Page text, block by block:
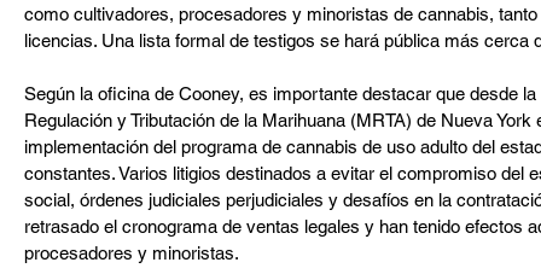
como cultivadores, procesadores y minoristas de cannabis,
licencias. Una lista formal de testigos se hará pública más cerca
Según la oficina de Cooney, es importante destacar que desde
Regulación y Tributación de la Marihuana (MRTA) de Nueva
implementación del programa de cannabis de uso adulto del
constantes. Varios litigios destinados a evitar el compromiso del
social, órdenes judiciales perjudiciales y desafíos en la
retrasado el cronograma de ventas legales y han tenido efectos
procesadores y minoristas.